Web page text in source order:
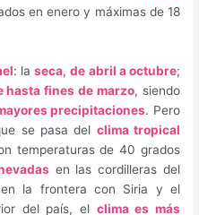
en enero y máximas de 18
: laseca,de abril a octubre;
hasta fines de marzo, siendo
precipitaciones. Pero
se pasa del clima tropical
temperaturas de 40 grados
en las cordilleras del
la frontera con Siria y el
del país, el clima es más